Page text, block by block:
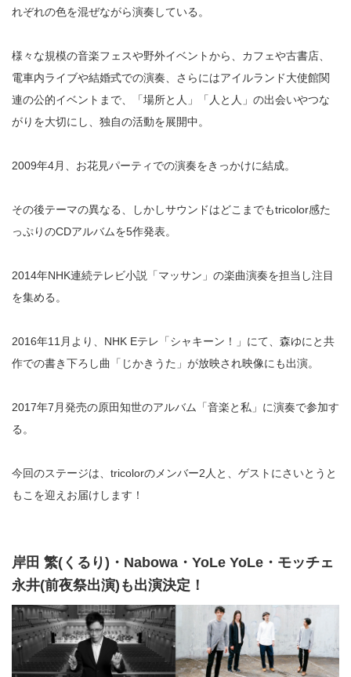
れぞれの色を混ぜながら演奏している。
様々な規模の音楽フェスや野外イベントから、カフェや古書店、
電車内ライブや結婚式での演奏、さらにはアイルランド大使館関
連の公的イベントまで、「場所と人」「人と人」の出会いやつな
がりを大切にし、独自の活動を展開中。
2009年4月、お花見パーティでの演奏をきっかけに結成。
その後テーマの異なる、しかしサウンドはどこまでもtricolor感た
っぷりのCDアルバムを5作発表。
2014年NHK連続テレビ小説「マッサン」の楽曲演奏を担当し注目
を集める。
2016年11月より、NHK Eテレ「シャキーン！」にて、森ゆにと共
作での書き下ろし曲「じかきうた」が放映され映像にも出演。
2017年7月発売の原田知世のアルバム「音楽と私」に演奏で参加す
る。
今回のステージは、tricolorのメンバー2人と、ゲストにさいとうと
もこを迎えお届けします！
岸田 繁(くるり)・Nabowa・YoLe YoLe・モッチェ
永井(前夜祭出演)も出演決定！